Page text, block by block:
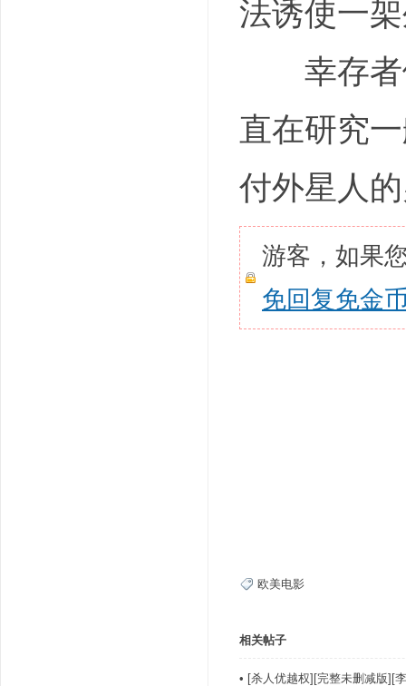
法诱使一
幸存者
直在研究
付外星人
游客，如果
免回复免金
欧美电影
相关帖子
• [杀人优越权][完整未删减版][